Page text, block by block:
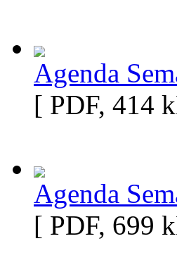
Agenda
[ PDF, 414
Agenda
[ PDF, 699